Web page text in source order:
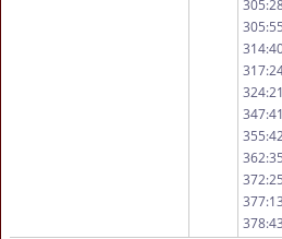
305:55
324:21
347:41
362:35
372:25
377:13
378:43